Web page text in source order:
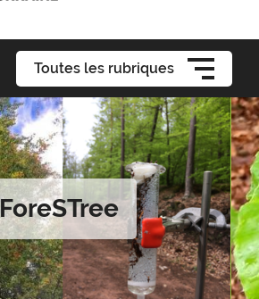
Toutes les rubriques
ForeSTree